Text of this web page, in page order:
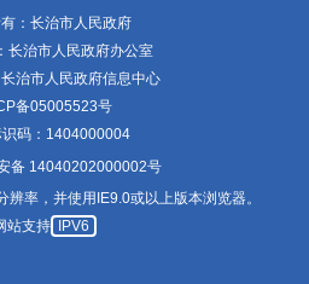
：长治市人民政府
长治市人民政府办公室
治市人民政府信息中心
备05005523号
识码：1404000004
备 14040202000002号
率，并使用IE9.0或以上版本浏览器。
站支持
IPV6